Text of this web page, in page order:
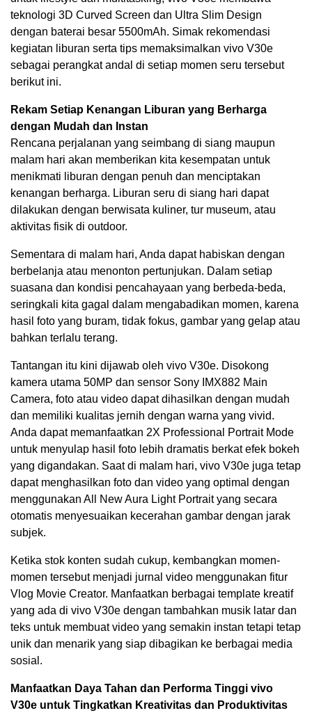
teknologi 3D Curved Screen dan Ultra Slim Design
dengan baterai besar 5500mAh. Simak rekomendasi
kegiatan liburan serta tips memaksimalkan vivo V30e
sebagai perangkat andal di setiap momen seru tersebut
berikut ini.
Rekam Setiap Kenangan Liburan yang Berharga
dengan Mudah dan Instan
Rencana perjalanan yang seimbang di siang maupun
malam hari akan memberikan kita kesempatan untuk
menikmati liburan dengan penuh dan menciptakan
kenangan berharga. Liburan seru di siang hari dapat
dilakukan dengan berwisata kuliner, tur museum, atau
aktivitas fisik di outdoor.
Sementara di malam hari, Anda dapat habiskan dengan
berbelanja atau menonton pertunjukan. Dalam setiap
suasana dan kondisi pencahayaan yang berbeda-beda,
seringkali kita gagal dalam mengabadikan momen, karena
hasil foto yang buram, tidak fokus, gambar yang gelap atau
bahkan terlalu terang.
Tantangan itu kini dijawab oleh vivo V30e. Disokong
kamera utama 50MP dan sensor Sony IMX882 Main
Camera, foto atau video dapat dihasilkan dengan mudah
dan memiliki kualitas jernih dengan warna yang vivid.
Anda dapat memanfaatkan 2X Professional Portrait Mode
untuk menyulap hasil foto lebih dramatis berkat efek bokeh
yang digandakan. Saat di malam hari, vivo V30e juga tetap
dapat menghasilkan foto dan video yang optimal dengan
menggunakan All New Aura Light Portrait yang secara
otomatis menyesuaikan kecerahan gambar dengan jarak
subjek.
Ketika stok konten sudah cukup, kembangkan momen-
momen tersebut menjadi jurnal video menggunakan fitur
Vlog Movie Creator. Manfaatkan berbagai template kreatif
yang ada di vivo V30e dengan tambahkan musik latar dan
teks untuk membuat video yang semakin instan tetapi tetap
unik dan menarik yang siap dibagikan ke berbagai media
sosial.
Manfaatkan Daya Tahan dan Performa Tinggi vivo
V30e untuk Tingkatkan Kreativitas dan Produktivitas